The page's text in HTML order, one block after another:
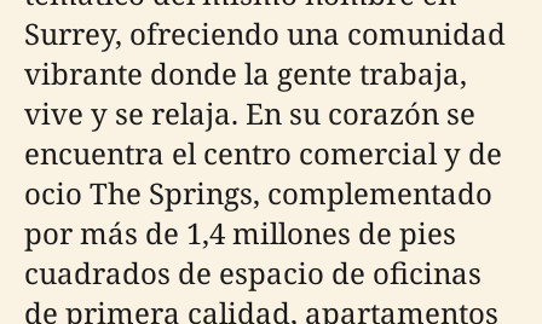
Surrey, ofreciendo una comunidad
vibrante donde la gente trabaja,
vive y se relaja. En su corazón se
encuentra el centro comercial y de
ocio The Springs, complementado
por más de 1,4 millones de pies
cuadrados de espacio de oficinas
de primera calidad, apartamentos